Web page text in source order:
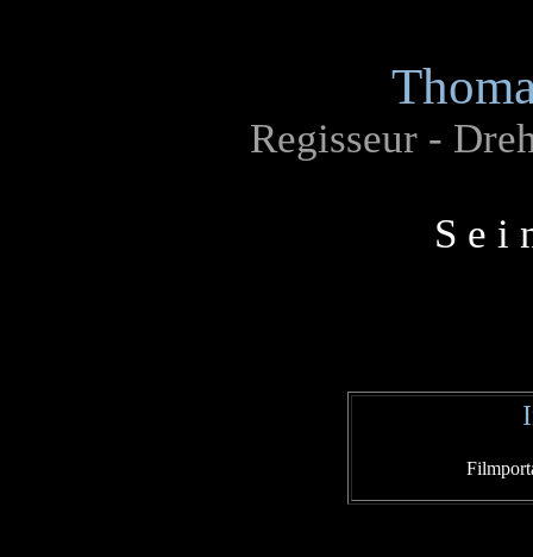
Regisseur -
S e i